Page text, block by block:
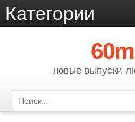
Категории
новые выпуски